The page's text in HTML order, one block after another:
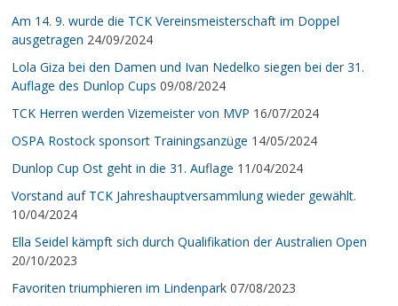
Am 14. 9. wurde die TCK Vereinsmeisterschaft im Doppel
ausgetragen 24/09/2024
Lola Giza bei den Damen und Ivan Nedelko siegen bei der 31.
Auflage des Dunlop Cups 09/08/2024
TCK Herren werden Vizemeister von MVP 16/07/2024
OSPA Rostock sponsort Trainingsanzüge 14/05/2024
Dunlop Cup Ost geht in die 31. Auflage 11/04/2024
Vorstand auf TCK Jahreshauptversammlung wieder gewählt.
10/04/2024
Ella Seidel kämpft sich durch Qualifikation der Australien Open
20/10/2023
Favoriten triumphieren im Lindenpark 07/08/2023